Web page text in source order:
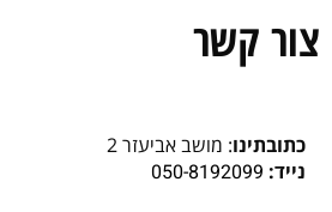
צור קשר
כתובתינו: מושב אביעזר 2
נייד: 050-8192099